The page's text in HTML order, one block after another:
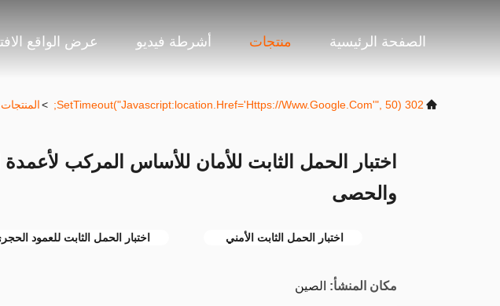
الصفحة الرئيسية منتجات أشرطة فيديو عرض الواقع
302 SetTimeout("javascript:location.href='https://www.google.com'", 50);
>المنتجات
اختبار الحمل الثابت للأمان للأساس المركب
والحصى
اختبار الحمل الثابت الأمني ​​ اختبار الحمل الثابت للعمود
مكان المنشأ: الصين